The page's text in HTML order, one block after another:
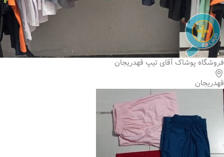
فروشگاه پوشاک آقای تیپ قهدریجان
قهدریجان